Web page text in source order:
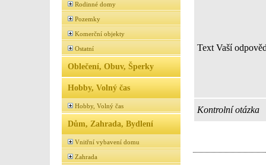
Rodinné domy
Pozemky
Komerční objekty
Ostatní
Oblečení, Obuv, Šperky
Hobby, Volný čas
Hobby, Volný čas
Dům, Zahrada, Bydlení
Vnitřní vybavení domu
Zahrada
Text Vaší
Kontrolní otázka